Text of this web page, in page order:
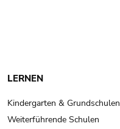
LERNEN
Kindergarten & Grundschulen
Weiterführende Schulen